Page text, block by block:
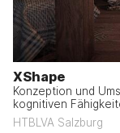
XShape
Konzeption und
kognitiven
HTBLVA Salzburg